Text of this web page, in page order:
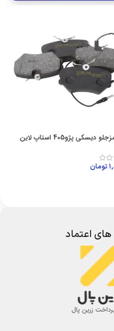
دیسکی پژو405 استاپ لاین
تومان
اعتماد
زرین پال